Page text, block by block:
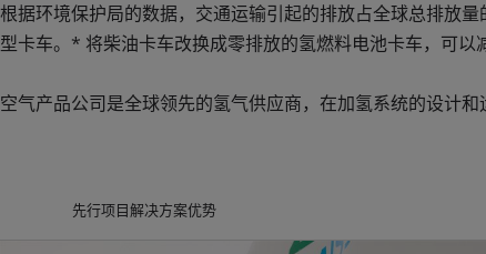
根据环境保护局的数据，交通运输引起的排放占全球总排放
型卡车。* 将柴油卡车改换成零排放的氢燃料电池卡车，可以
空气产品公司是全球领先的氢气供应商，在加氢系统的设计
先行项目解决方案优势